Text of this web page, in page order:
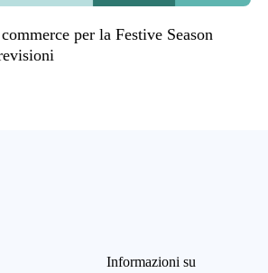
per la Festive Season
Informazioni su